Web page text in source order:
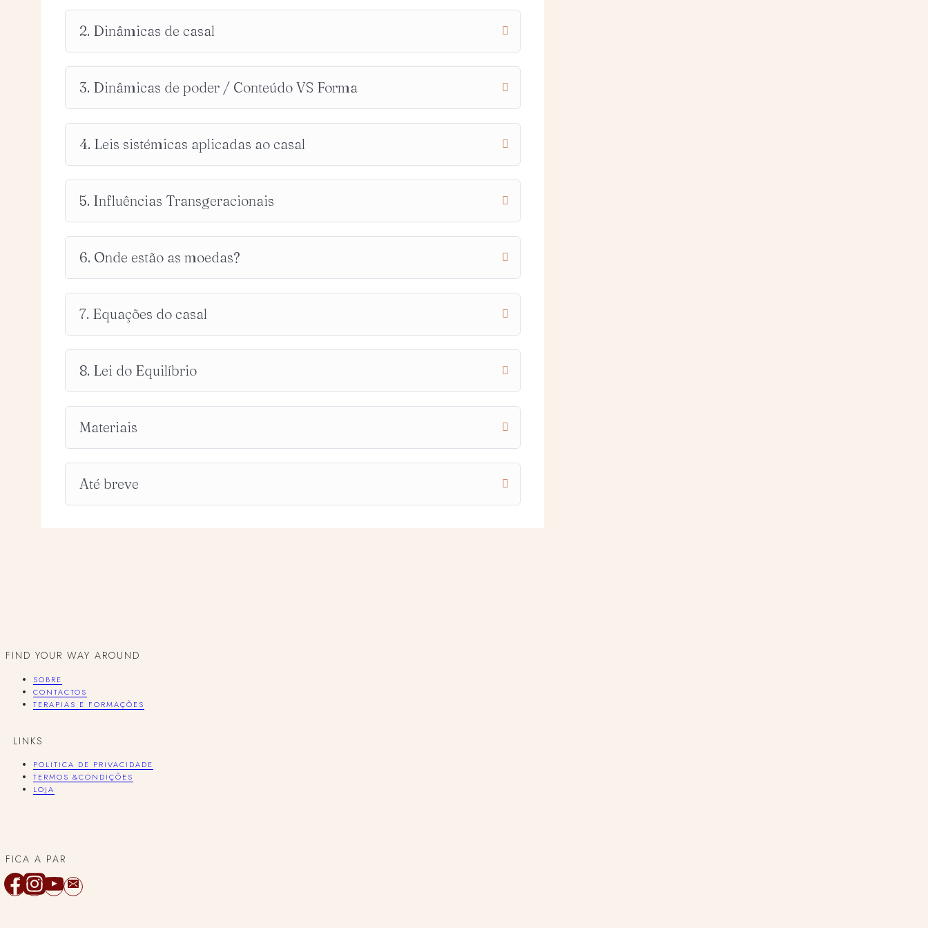
2. Dinâmicas de casal
3. Dinâmicas de poder / Conteúdo VS Forma
4. Leis sistémicas aplicadas ao casal
5. Influências Transgeracionais
6. Onde estão as moedas?
7. Equações do casal
8. Lei do Equilíbrio
Materiais
Até breve
FIND YOUR WAY AROUND
SOBRE
CONTACTOS
TERAPIAS E FORMAÇÕES
LINKS
POLITICA DE PRIVACIDADE
TERMOS &CONDIÇÕES
LOJA
FICA A PAR